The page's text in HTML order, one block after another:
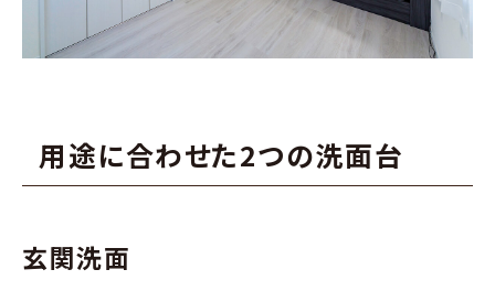
用途に合わせた2つの洗面台
玄関洗面